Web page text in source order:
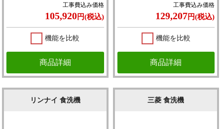
工事費込み価格
105,920円(税込)
機能を比較
商品詳細
工事費込み価格
129,207 円(税込)
機能を比較
商品詳細
リンナイ 食洗機 三菱 食洗機